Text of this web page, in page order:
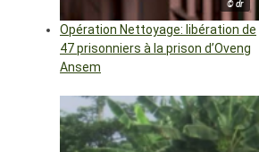
© dr
Opération Nettoyage: libération de
47 prisonniers à la prison d’Oveng
Ansem